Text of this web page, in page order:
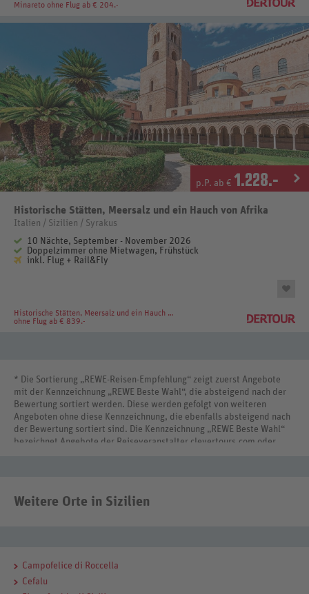
Minareto ohne Flug ab € 204.-
p.P. ab € 1.228.-
Historische Stätten, Meersalz und ein Hauch von Afrika
Italien / Sizilien / Syrakus
10 Nächte, September - November 2026
Doppelzimmer ohne Mietwagen, Frühstück
inkl. Flug + Rail&Fly
Historische Stätten, Meersalz und ein Hauch von Afrika
ohne Flug ab € 839.-
* Die Sortierung „REWE-Reisen-Empfehlung“ zeigt zuerst Angebote
mit der Kennzeichnung „REWE Beste Wahl“, die absteigend nach der
Bewertung sortiert werden. Diese werden gefolgt von weiteren
Angeboten ohne diese Kennzeichnung, die ebenfalls absteigend nach
der Bewertung sortiert sind. Die Kennzeichnung „REWE Beste Wahl“
bezeichnet Angebote der Reiseveranstalter clevertours.com oder
Weitere Orte in Sizilien
Campofelice di Roccella
Cefalu